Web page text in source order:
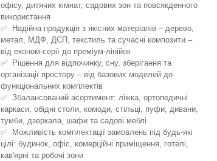
офісу, дитячих кімнат, садових зон та повсякденного
використання
✅ Надійна продукція з якісних матеріалів – дерево,
метал, МДФ, ДСП, текстиль та сучасні композити –
від економ-серії до преміум-лінійок
✅ Рішення для відпочинку, сну, зберігання та
організації простору – від базових моделей до
функціональних комплектів
✅ Збалансований асортимент: ліжка, ортопедичні
каркаси, обідні столи, комоди, стільці, пуфи, дивани,
тумби, дзеркала, шафи та садові меблі
✅ Можливість комплектації замовлень під будь-які
цілі: будинок, офіс, комерційні приміщення, готелі,
кав'ярні та робочі зони